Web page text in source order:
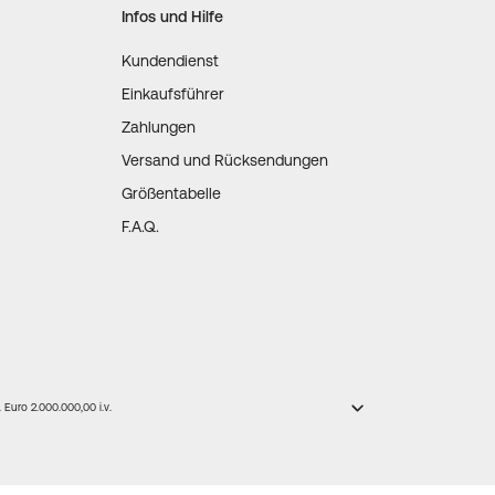
Infos und Hilfe
Kundendienst
Einkaufsführer
Zahlungen
Versand und Rücksendungen
Größentabelle
F.A.Q.
Euro 2.000.000,00 i.v.